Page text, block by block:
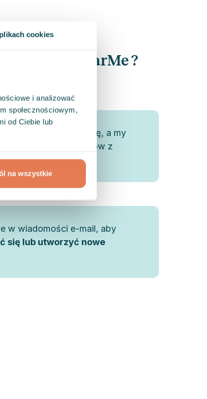
cookies
i analizować
społecznościowym,
od Ciebie lub
na wszystkie
jako HearMe ?
konto lub zaloguj się, a my
je z platformą benefitów z
w wiadomości e-mail, aby
się lub utworzyć nowe